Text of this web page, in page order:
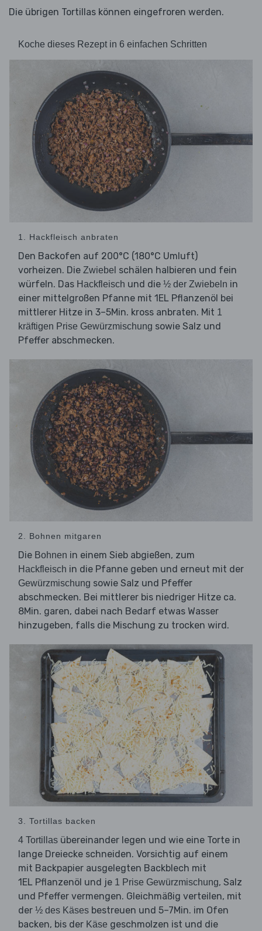
Die übrigen Tortillas können eingefroren werden.
Koche dieses Rezept in 6 einfachen Schritten
1. Hackfleisch anbraten
Den Backofen auf 200°C (180°C Umluft)
vorheizen. Die Zwiebel schälen halbieren und fein
würfeln. Das Hackfleisch und die ½ der Zwiebeln in
einer mittelgroßen Pfanne mit 1EL Pflanzenöl bei
mittlerer Hitze in 3–5Min. kross anbraten. Mit 1
kräftigen Prise Gewürzmischung sowie Salz und
Pfeffer abschmecken.
2. Bohnen mitgaren
Die Bohnen in einem Sieb abgießen, zum
Hackfleisch in die Pfanne geben und erneut mit der
Gewürzmischung sowie Salz und Pfeffer
abschmecken. Bei mittlerer bis niedriger Hitze ca.
8Min. garen, dabei nach Bedarf etwas Wasser
hinzugeben, falls die Mischung zu trocken wird.
3. Tortillas backen
4 Tortillas übereinander legen und wie eine Torte in
lange Dreiecke schneiden. Vorsichtig auf einem
mit Backpapier ausgelegten Backblech mit
1EL Pflanzenöl und je 1 Prise Gewürzmischung, Salz
und Pfeffer vermengen. Gleichmäßig verteilen, mit
der ½ des Käses bestreuen und 5–7Min. im Ofen
backen, bis der Käse geschmolzen ist und die